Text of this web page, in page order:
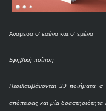
Ανάμεσα σ' εσένα και σ' εμένα
Εφηβική ποίηση
Περιλαμβάνονται 39 ποιήματα σ'
απόπειρας και μία